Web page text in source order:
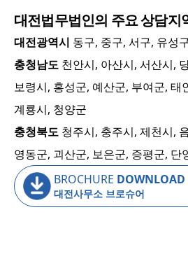
대전법무법인의 주요 상담지
대전광역시 동구, 중구, 서구, 유성
충청남도 천안시, 아산시, 서산시,
보령시, 홍성군, 예산군, 부여군, 태
계룡시, 청양군
충청북도 청주시, 충주시, 제천시,
영동군, 괴산군, 보은군, 증평군, 단
BROCHURE DOWNLOAD
대전사무소 브로슈어